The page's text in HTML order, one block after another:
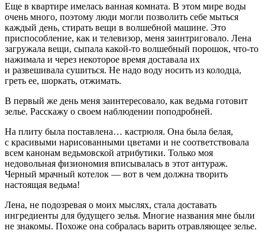
Еще в квартире имелась ванная комната. В этом мире воды
очень много, поэтому люди могли позволить себе мыться
каждый день, стирать вещи в волшебной машине. Это
приспособление, как и телевизор, меня заинтриговало. Лена
загружала вещи, сыпала какой-то волшебный порошок, что-то
нажимала и через некоторое время доставала их
и развешивала сушиться. Не надо воду носить из колодца,
греть ее, шоркать, отжимать.
В первый же день меня заинтересовало, как ведьма готовит
зелье. Расскажу о своем наблюдении поподробней.
На плиту была поставлена… кастрюля. Она была белая,
с красивыми нарисованными цветами и не соответствовала
всем канонам ведьмовской атрибутики. Только моя
недовольная физиономия вписывалась в этот антураж.
Черный мрачный котелок — вот в чем должна творить
настоящая ведьма!
Лена, не подозревая о моих мыслях, стала доставать
ингредиенты для будущего зелья. Многие названия мне были
не знакомы. Похоже она собралась варить отравляющее зелье.